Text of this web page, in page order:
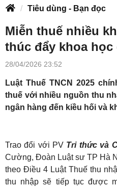
Tiêu dùng - Bạn đọc
Miễn thuế nhiều
thúc đẩy khoa
28/04/2026 23:52
Luật Thuế TNCN 2025
thuế với nhiều nguồn thu
ngân hàng đến kiều hối và
Trao đổi với PV Tri thức và
Cường, Đoàn Luật sư TP Hà
theo Điều 4 Luật Thuế thu
thu nhập sẽ tiếp tục được